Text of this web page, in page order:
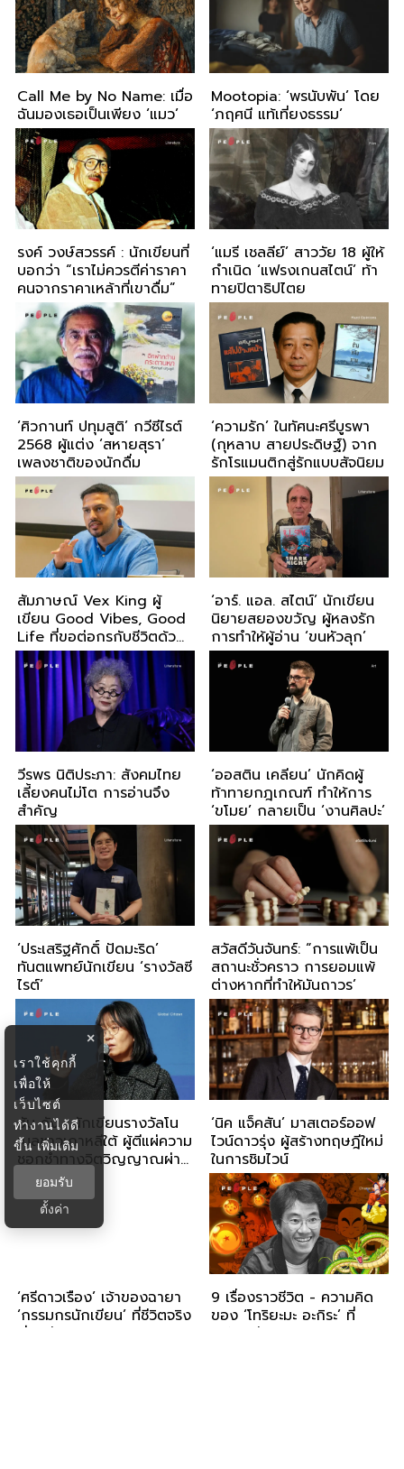
Call Me by No Name: เมื่อ
ฉันมองเธอเป็นเพียง ‘แมว’
Mootopia: ‘พรนับพัน’ โดย
‘ภฤศนี แท้เที่ยงธรรม’
รงค์ วงษ์สวรรค์ : นักเขียนที่
บอกว่า “เราไม่ควรตีค่าราคา
คนจากราคาเหล้าที่เขาดื่ม”
‘แมรี เชลลีย์’ สาววัย 18 ผู้ให้
กำเนิด ‘แฟรงเกนสไตน์’ ท้า
ทายปิตาธิปไตย
‘ศิวกานท์ ปทุมสูติ’ กวีซีไรต์
2568 ผู้แต่ง ‘สหายสุรา’
เพลงชาติของนักดื่ม
‘ความรัก’ ในทัศนะศรีบูรพา
(กุหลาบ สายประดิษฐ์) จาก
รักโรแมนติกสู่รักแบบสัจนิยม
สัมภาษณ์ Vex King ผู้
เขียน Good Vibes, Good
Life ที่ขอต่อกรกับชีวิตด้วย
การ ‘คิดบวก’
‘อาร์. แอล. สไตน์’ นักเขียน
นิยายสยองขวัญ ผู้หลงรัก
การทำให้ผู้อ่าน ‘ขนหัวลุก’
วีรพร นิติประภา: สังคมไทย
เลี้ยงคนไม่โต การอ่านจึง
สำคัญ
‘ออสติน เคลียน’ นักคิดผู้
ท้าทายกฎเกณฑ์ ทำให้การ
‘ขโมย’ กลายเป็น ‘งานศิลปะ’
‘ประเสริฐศักดิ์ ปัดมะริด’
ทันตแพทย์นักเขียน ‘รางวัลซี
ไรต์’
สวัสดีวันจันทร์: “การแพ้เป็น
สถานะชั่วคราว การยอมแพ้
ต่างหากที่ทำให้มันถาวร’
ฮัน คัง : นักเขียนรางวัลโน
เบลชาวเกาหลีใต้ ผู้ตีแผ่ความ
ชอกช้ำทางจิตวิญญาณผ่าน
งานประพันธ์ระดับโลก
‘นิค แจ็คสัน’ มาสเตอร์ออฟ
ไวน์ดาวรุ่ง ผู้สร้างทฤษฎีใหม่
ในการชิมไวน์
‘ศรีดาวเรือง’ เจ้าของฉายา
‘กรรมกรนักเขียน’ ที่ชีวิตจริง
ยิ่งกว่านิยาย
9 เรื่องราวชีวิต - ความคิด
ของ ‘โทริยะมะ อะกิระ’ ที่
สะท้อนผ่าน ‘ Dragon Ball’
×
เราใช้คุกกี้
เพื่อให้
เว็บไซต์
ทำงานได้ดี
ขึ้นเพิ่มเติม
ยอมรับ
ตั้งค่า